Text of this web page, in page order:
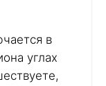
в
углах